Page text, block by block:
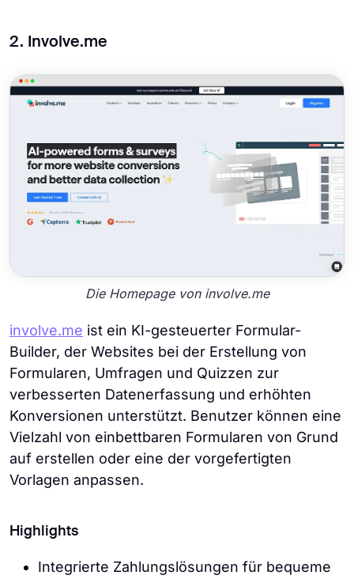
2. Involve.me
Die Homepage von involve.me
involve.me ist ein KI-gesteuerter Formular-
Builder, der Websites bei der Erstellung von
Formularen, Umfragen und Quizzen zur
verbesserten Datenerfassung und erhöhten
Konversionen unterstützt. Benutzer können eine
Vielzahl von einbettbaren Formularen von Grund
auf erstellen oder eine der vorgefertigten
Vorlagen anpassen.
Highlights
Integrierte Zahlungslösungen für bequeme